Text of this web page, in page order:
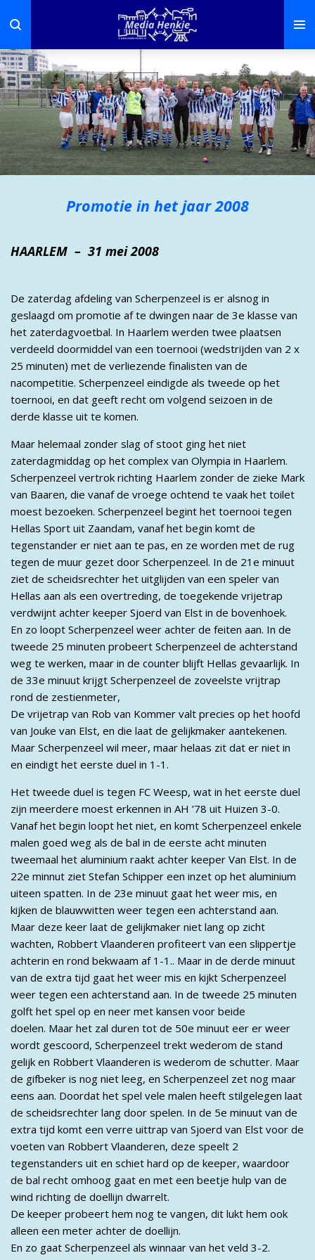
direct
naar
de
hoofdinhoud
Promotie in het jaar 2008
HAARLEM – 31 mei 2008
De zaterdag afdeling van Scherpenzeel is er alsnog in
geslaagd om promotie af te dwingen naar de 3e klasse van
het zaterdagvoetbal. In Haarlem werden twee plaatsen
verdeeld doormiddel van een toernooi (wedstrijden van 2 x
25 minuten) met de verliezende finalisten van de
nacompetitie. Scherpenzeel eindigde als tweede op het
toernooi, en dat geeft recht om volgend seizoen in de
derde klasse uit te komen.
Maar helemaal zonder slag of stoot ging het niet
zaterdagmiddag op het complex van Olympia in Haarlem.
Scherpenzeel vertrok richting Haarlem zonder de zieke Mark
van Baaren, die vanaf de vroege ochtend te vaak het toilet
moest bezoeken. Scherpenzeel begint het toernooi tegen
Hellas Sport uit Zaandam, vanaf het begin komt de
tegenstander er niet aan te pas, en ze worden met de rug
tegen de muur gezet door Scherpenzeel. In de 21e minuut
ziet de scheidsrechter het uitglijden van een speler van
Hellas aan als een overtreding, de toegekende vrijetrap
verdwijnt achter keeper Sjoerd van Elst in de bovenhoek.
En zo loopt Scherpenzeel weer achter de feiten aan. In de
tweede 25 minuten probeert Scherpenzeel de achterstand
weg te werken, maar in de counter blijft Hellas gevaarlijk. In
de 33e minuut krijgt Scherpenzeel de zoveelste vrijtrap
rond de zestienmeter,
De vrijetrap van Rob van Kommer valt precies op het hoofd
van Jouke van Elst, en die laat de gelijkmaker aantekenen.
Maar Scherpenzeel wil meer, maar helaas zit dat er niet in
en eindigt het eerste duel in 1-1.
Het tweede duel is tegen FC Weesp, wat in het eerste duel
zijn meerdere moest erkennen in AH ’78 uit Huizen 3-0.
Vanaf het begin loopt het niet, en komt Scherpenzeel enkele
malen goed weg als de bal in de eerste acht minuten
tweemaal het aluminium raakt achter keeper Van Elst. In de
22e minnut ziet Stefan Schipper een inzet op het aluminium
uiteen spatten. In de 23e minuut gaat het weer mis, en
kijken de blauwwitten weer tegen een achterstand aan.
Maar deze keer laat de gelijkmaker niet lang op zicht
wachten, Robbert Vlaanderen profiteert van een slippertje
achterin en rond bekwaam af 1-1.. Maar in de derde minuut
van de extra tijd gaat het weer mis en kijkt Scherpenzeel
weer tegen een achterstand aan. In de tweede 25 minuten
golft het spel op en neer met kansen voor beide
doelen. Maar het zal duren tot de 50e minuut eer er weer
wordt gescoord, Scherpenzeel trekt wederom de stand
gelijk en Robbert Vlaanderen is wederom de schutter. Maar
de gifbeker is nog niet leeg, en Scherpenzeel zet nog maar
eens aan. Doordat het spel vele malen heeft stilgelegen laat
de scheidsrechter lang door spelen. In de 5e minuut van de
extra tijd komt een verre uittrap van Sjoerd van Elst voor de
voeten van Robbert Vlaanderen, deze speelt 2
tegenstanders uit en schiet hard op de keeper, waardoor
de bal recht omhoog gaat en met een beetje hulp van de
wind richting de doellijn dwarrelt.
De keeper probeert hem nog te vangen, dit lukt hem ook
alleen een meter achter de doellijn.
En zo gaat Scherpenzeel als winnaar van het veld 3-2.